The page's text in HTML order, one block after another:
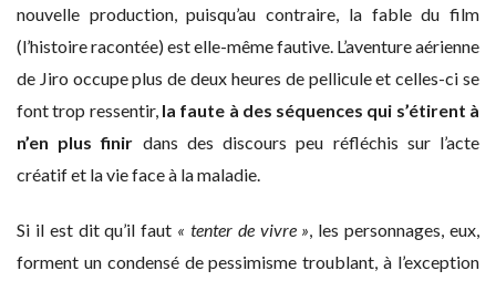
nouvelle production, puisqu’au contraire, la fable du film
(l’histoire racontée) est elle-même fautive. L’aventure aérienne
de Jiro occupe plus de deux heures de pellicule et celles-ci se
font trop ressentir,la faute à des séquences qui s’étirent à
n’en plus finir dans des discours peu réfléchis sur l’acte
créatif et la vie face à la maladie.
Si il est dit qu’il faut « tenter de vivre », les personnages, eux,
forment un condensé de pessimisme troublant, à l’exception